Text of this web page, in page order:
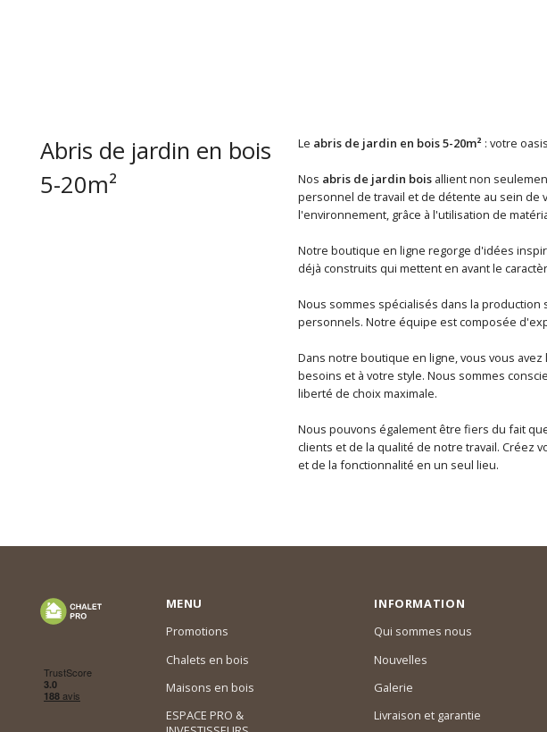
Abris de jardin en bois
5-20m²
Le abris de jardin en bois 5-20m² : votre
Nos abris de jardin boisallient non
personnel de travail et de détente au sein
l'environnement, grâce à l'utilisation de
Notre boutique en ligne regorge d'idées
déjà construits qui mettent en avant le
Nous sommes spécialisés dans la
personnels. Notre équipe est composée
Dans notre boutique en ligne, vous vous
besoins et à votre style. Nous sommes
liberté de choix maximale.
Nous pouvons également être fiers du fait
clients et de la qualité de notre travail. Créez
et de la fonctionnalité en un seul lieu.
MENU
Promotions
Chalets en bois
Maisons en bois
ESPACE PRO &
INFORMATION
Qui sommes nous
Nouvelles
Galerie
Livraison et garantie